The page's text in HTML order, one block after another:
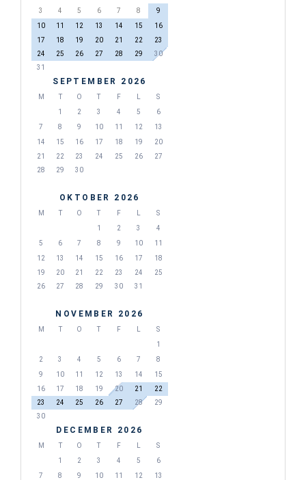
3
4 5 6 7 8
9
10
11 12 13 14 15
16
17
18 19 20 21 22
23
24
25 26 27 28 29
30
31
SEPTEMBER 2026
M T O T F
S
1
2 3 4 5
6
7
8 9 10 11 12
13
14
15 16 17 18 19
20
21
22 23 24 25 26
27
28
29 30
OKTOBER 2026
M T O T F
S
1
2 3
4
5
6 7 8 9 10
11
12
13 14 15 16 17
18
19
20 21 22 23 24
25
26
27 28 29 30 31
NOVEMBER 2026
M T O T F
S
1
2
3 4 5 6 7
8
9
10 11 12 13 14
15
16
17 18 19 20 21
22
23
24 25 26 27 28
29
30
DECEMBER 2026
M T O T F
S
1
2 3 4 5
6
7
8 9 10 11 12
13